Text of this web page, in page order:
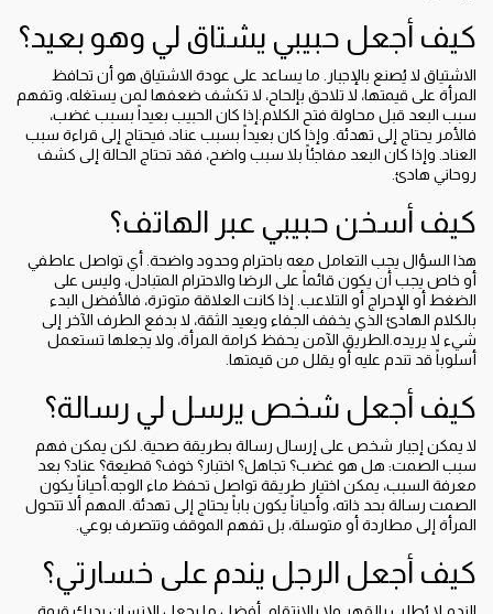
كيف أجعل حبيبي يشتاق لي وهو بعيد؟
الاشتياق لا يُصنع بالإجبار. ما يساعد على عودة الاشتياق هو أن تحافظ
المرأة على قيمتها، لا تلاحق بإلحاح، لا تكشف ضعفها لمن يستغله، وتفهم
سبب البعد قبل محاولة فتح الكلام.إذا كان الحبيب بعيداً بسبب غضب،
فالأمر يحتاج إلى تهدئة. وإذا كان بعيداً بسبب عناد، فيحتاج إلى قراءة سبب
العناد. وإذا كان البعد مفاجئاً بلا سبب واضح، فقد تحتاج الحالة إلى كشف
روحاني هادئ.
كيف أسخن حبيبي عبر الهاتف؟
هذا السؤال يجب التعامل معه باحترام وحدود واضحة. أي تواصل عاطفي
أو خاص يجب أن يكون قائماً على الرضا والاحترام المتبادل، وليس على
الضغط أو الإحراج أو التلاعب. إذا كانت العلاقة متوترة، فالأفضل البدء
بالكلام الهادئ الذي يخفف الجفاء ويعيد الثقة، لا بدفع الطرف الآخر إلى
شيء لا يريده.الطريق الآمن يحفظ كرامة المرأة، ولا يجعلها تستعمل
أسلوباً قد تندم عليه أو يقلل من قيمتها.
كيف أجعل شخص يرسل لي رسالة؟
لا يمكن إجبار شخص على إرسال رسالة بطريقة صحية. لكن يمكن فهم
سبب الصمت: هل هو غضب؟ تجاهل؟ اختبار؟ خوف؟ قطيعة؟ عناد؟ بعد
معرفة السبب، يمكن اختيار طريقة تواصل تحفظ ماء الوجه.أحياناً يكون
الصمت رسالة بحد ذاته، وأحياناً يكون باباً يحتاج إلى تهدئة. المهم ألا تتحول
المرأة إلى مطاردة أو متوسلة، بل تفهم الموقف وتتصرف بوعي.
كيف أجعل الرجل يندم على خسارتي؟